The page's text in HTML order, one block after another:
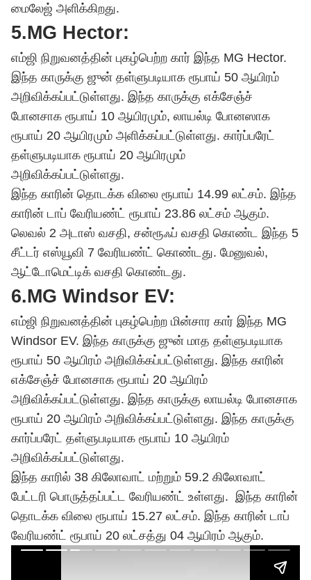
மைலேஜ் அளிக்கிறது.
5.MG Hector:
எம்ஜி நிறுவனத்தின் புகழ்பெற்ற கார் இந்த MG Hector.
இந்த காருக்கு ஜுன் தள்ளுபடியாக ரூபாய் 50 ஆயிரம்
அறிவிக்கப்பட்டுள்ளது. இந்த காருக்கு எக்சேஞ்ச்
போனசாக ரூபாய் 10 ஆயிரமும், லாயல்டி போனஸாக
ரூபாய் 20 ஆயிரமும் அளிக்கப்பட்டுள்ளது. கார்ப்பரேட்
தள்ளுபடியாக ரூபாய் 20 ஆயிரமும்
அறிவிக்கப்பட்டுள்ளது.
இந்த காரின் தொடக்க விலை ரூபாய் 14.99 லட்சம். இந்த
காரின் டாப் வேரியண்ட் ரூபாய் 23.86 லட்சம் ஆகும்.
லெவல் 2 அடாஸ் வசதி, சன்ரூஃப் வசதி கொண்ட இந்த 5
சீட்டர் எஸ்யூவி 7 வேரியண்ட் கொண்டது. மேனுவல்,
ஆட்டோமெட்டிக் வசதி கொண்டது.
6.MG Windsor EV:
எம்ஜி நிறுவனத்தின் புகழ்பெற்ற மின்சார கார் இந்த MG
Windsor EV. இந்த காருக்கு ஜுன் மாத தள்ளுபடியாக
ரூபாய் 50 ஆயிரம் அறிவிக்கப்பட்டுள்ளது. இந்த காரின்
எக்சேஞ்ச் போனசாக ரூபாய் 20 ஆயிரம்
அறிவிக்கப்பட்டுள்ளது. இந்த காருக்கு லாயல்டி போனசாக
ரூபாய் 20 ஆயிரம் அறிவிக்கப்பட்டுள்ளது. இந்த காருக்கு
கார்ப்பரேட் தள்ளுபடியாக ரூபாய் 10 ஆயிரம்
அறிவிக்கப்பட்டுள்ளது.
இந்த காரில் 38 கிலோவாட் மற்றும் 59.2 கிலோவாட்
பேட்டரி பொருத்தப்பட்ட வேரியண்ட் உள்ளது. இந்த காரின்
தொடக்க விலை ரூபாய் 15.27 லட்சம். இந்த காரின் டாப்
வேரியண்ட் ரூபாய் 20 லட்சத்து 04 ஆயிரம் ஆகும்.